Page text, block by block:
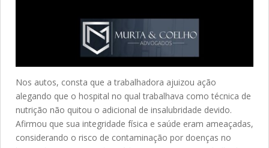
Nos autos, consta que a trabalhadora ajuizou ação
alegando que o hospital no qual trabalhava como técnica de
nutrição não quitou o adicional de insalubridade devido.
Afirmou que sua integridade física e saúde eram ameaçadas,
considerando o risco de contaminação por doenças no